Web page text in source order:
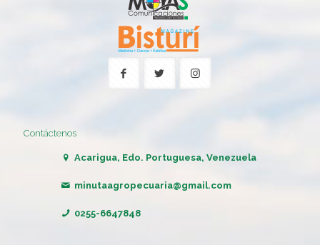
Contáctenos
Acarigua, Edo. Portuguesa, Venezuela
minutaagropecuaria@gmail.com
0255-6647848